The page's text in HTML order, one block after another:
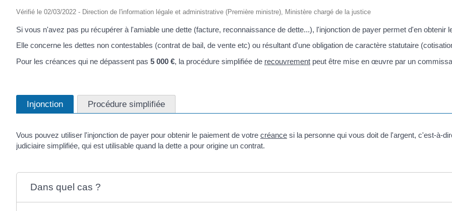
Vérifié le 02/03/2022 - Direction de l'information légale et administrative (Première ministre), Ministère chargé de la justice
Si vous n'avez pas pu récupérer à l'amiable une dette (facture, reconnaissance de dette...), l'injonction de payer permet d'en obtenir
Elle concerne les dettes non contestables (contrat de bail, de vente etc) ou résultant d'une obligation de caractère statutaire
Pour les créances qui ne dépassent pas 5 000 €, la procédure simplifiée de recouvrement peut être mise en œuvre par un
Injonction Procédure simplifiée
Vous pouvez utiliser l'injonction de payer pour obtenir le paiement de votre créance si la personne qui vous doit de l'argent, c'est-à-
judiciaire simplifiée, qui est utilisable quand la dette a pour origine un contrat.
Dans quel cas ?